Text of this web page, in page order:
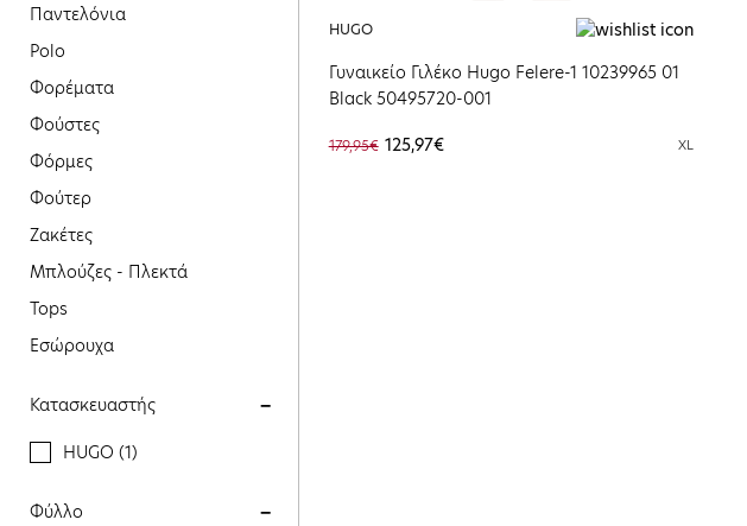
Παντελόνια
Polo
Φορέματα
Φούστες
Φόρμες
Φούτερ
Ζακέτες
Μπλούζες - Πλεκτά
Tops
Εσώρουχα
Κατασκευαστής
HUGO (1)
Φύλλο
HUGO
Γυναικείο Γιλέκο Hugo Felere-1 10239965 01
Black 50495720-001
179,95€ 125,97€ XL